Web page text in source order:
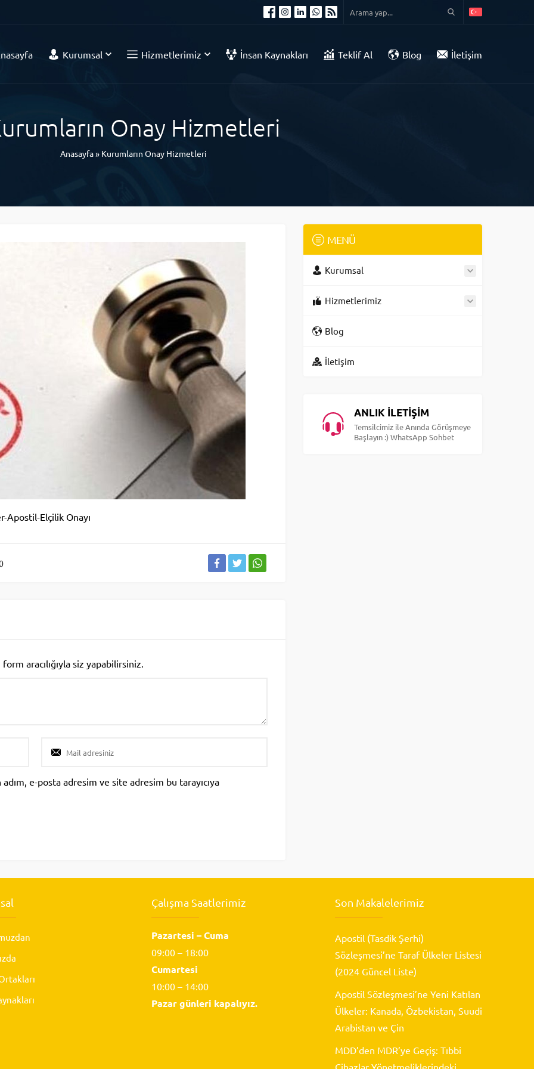
Kurumsal Hizmetlerimiz İnsan Kaynakları Teklif Al Blog İletişim
Onay Hizmetleri
Anasayfa» Kurumların Onay Hizmetleri
Apostil-Elçilik Onayı
aracılığıyla siz yapabilirsiniz.
e-posta adresim ve site adresim bu tarayıcıya
MENÜ
Kurumsal
Hizmetlerimiz
Blog
İletişim
ANLIK İLETİŞİM
Temsilcimiz ile Anında Görüşmeye
Başlayın :) WhatsApp Sohbet
Çalışma Saatlerimiz
Pazartesi – Cuma
09:00 – 18:00
Cumartesi
10:00 – 14:00
Pazar günleri kapalıyız.
Son Makalelerimiz
Apostil (Tasdik Şerhi)
Sözleşmesi’ne Taraf Ülkeler Listesi
(2024 Güncel Liste)
Apostil Sözleşmesi’ne Yeni Katılan
Ülkeler: Kanada, Özbekistan, Suudi
Arabistan ve Çin
MDD’den MDR’ye Geçiş: Tıbbi
Cihazlar Yönetmeliklerindeki